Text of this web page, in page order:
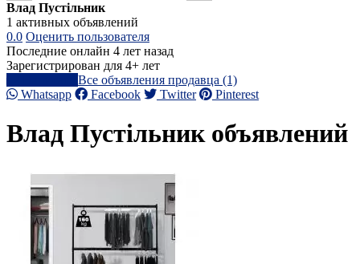
Влад Пустільник
1 активных объявлений
0.0 Оценить пользователя
Последние онлайн 4 лет назад
Зарегистрирован для 4+ лет
Все объявления продавца (1)
Whatsapp
Facebook Twitter Pinterest
Влад Пустільник объявлений